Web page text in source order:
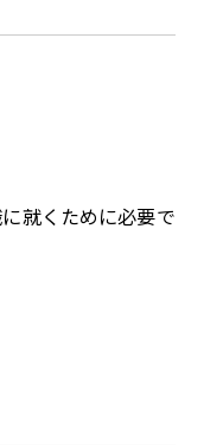
就くために必要で